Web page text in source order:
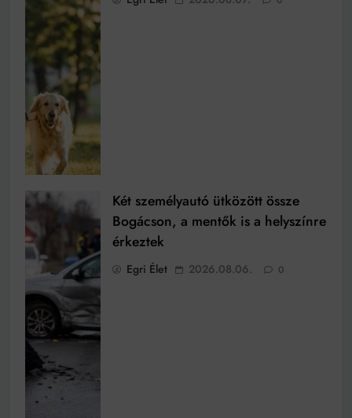
Két személyautó ütközött össze
Bogácson, a mentők is a helyszínre
érkeztek
Egri Élet 2026.08.06. 0